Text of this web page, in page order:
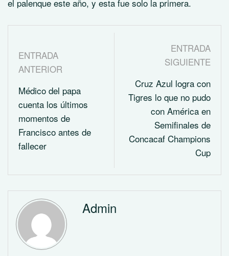
el palenque este año, y esta fue solo la primera.
ENTRADA
ANTERIOR
Médico del papa
cuenta los últimos
momentos de
Francisco antes de
fallecer
ENTRADA
SIGUIENTE
Cruz Azul logra con
Tigres lo que no pudo
con América en
Semifinales de
Concacaf Champions
Cup
Admin